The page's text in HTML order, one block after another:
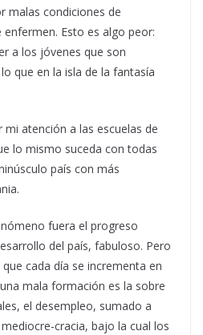
malas condiciones de
enfermen. Esto es algo peor:
a los jóvenes que son
que en la isla de la fantasía
atención a las escuelas de
lo mismo suceda con todas
país con más
fuera el progreso
del país, fabuloso. Pero
cada día se incrementa en
mala formación es la sobre
el desempleo, sumado a
cracia, bajo la cual los